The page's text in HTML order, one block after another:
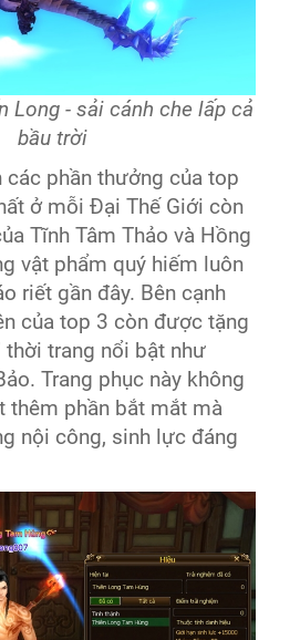
Long - sải cánh che lấp cả
bầu trời
các phần thưởng của top
ở mỗi Đại Thế Giới còn
Tĩnh Tâm Thảo và Hồng
vật phẩm quý hiếm luôn
riết gần đây. Bên cạnh
của top 3 còn được tặng
thời trang nổi bật như
Trang phục này không
thêm phần bắt mắt mà
nội công, sinh lực đáng